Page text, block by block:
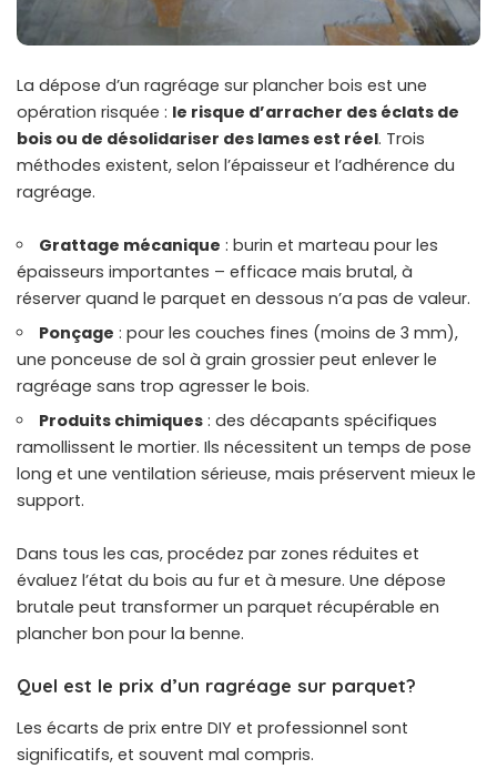
La dépose d’un ragréage sur plancher bois est une
opération risquée : le risque d’arracher des éclats de
bois ou de désolidariser des lames est réel. Trois
méthodes existent, selon l’épaisseur et l’adhérence du
ragréage.
Grattage mécanique : burin et marteau pour les
épaisseurs importantes – efficace mais brutal, à
réserver quand le parquet en dessous n’a pas de valeur.
Ponçage : pour les couches fines (moins de 3 mm),
une ponceuse de sol à grain grossier peut enlever le
ragréage sans trop agresser le bois.
Produits chimiques : des décapants spécifiques
ramollissent le mortier. Ils nécessitent un temps de pose
long et une ventilation sérieuse, mais préservent mieux le
support.
Dans tous les cas, procédez par zones réduites et
évaluez l’état du bois au fur et à mesure. Une dépose
brutale peut transformer un parquet récupérable en
plancher bon pour la benne.
Quel est le prix d’un ragréage sur parquet?
Les écarts de prix entre DIY et professionnel sont
significatifs, et souvent mal compris.